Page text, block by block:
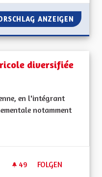
ANZEIGEN
diversifiée
en l'intégrant
notamment
49 49 FOLLOWER
FOLGEN
L'ALSACE UNE